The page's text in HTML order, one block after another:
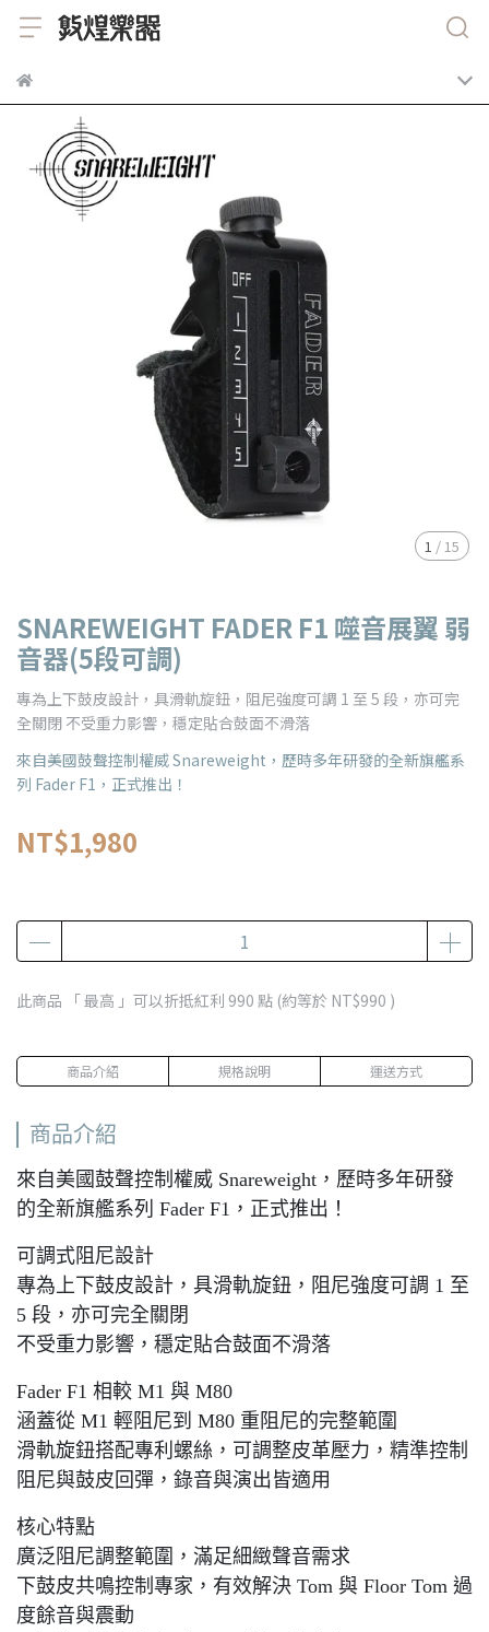
1 / 15
SNAREWEIGHT FADER F1 噬音展翼 弱
音器(5段可調)
專為上下鼓皮設計，具滑軌旋鈕，阻尼強度可調 1 至 5 段，亦可完
全關閉 不受重力影響，穩定貼合鼓面不滑落
來自美國鼓聲控制權威 Snareweight，歷時多年研發的全新旗艦系
列 Fader F1，正式推出！
NT$1,980
此商品 「 最高 」可以折抵紅利 990 點 (約等於 NT$990 )
商品介紹 規格說明 運送方式
商品介紹
來自美國鼓聲控制權威 Snareweight，歷時多年研發
的全新旗艦系列 Fader F1，正式推出！
可調式阻尼設計
專為上下鼓皮設計，具滑軌旋鈕，阻尼強度可調 1 至
5 段，亦可完全關閉
不受重力影響，穩定貼合鼓面不滑落
Fader F1 相較 M1 與 M80
涵蓋從 M1 輕阻尼到 M80 重阻尼的完整範圍
滑軌旋鈕搭配專利螺絲，可調整皮革壓力，精準控制
阻尼與鼓皮回彈，錄音與演出皆適用
核心特點
廣泛阻尼調整範圍，滿足細緻聲音需求
下鼓皮共鳴控制專家，有效解決 Tom 與 Floor Tom 過
度餘音與震動